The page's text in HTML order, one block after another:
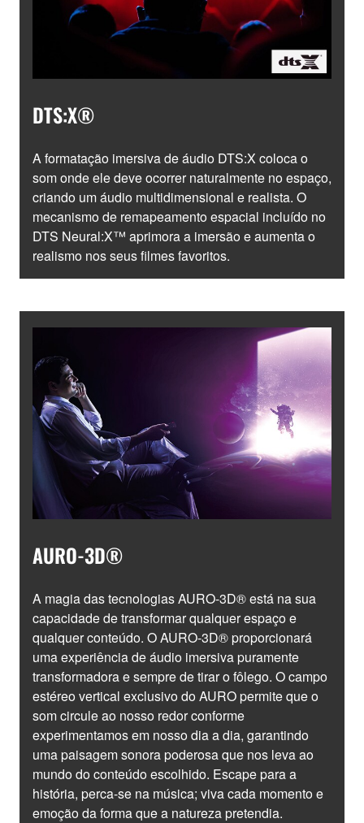
DTS:X®
A formatação imersiva de áudio DTS:X coloca o
som onde ele deve ocorrer naturalmente no espaço,
criando um áudio multidimensional e realista. O
mecanismo de remapeamento espacial incluído no
DTS Neural:X™ aprimora a imersão e aumenta o
realismo nos seus filmes favoritos.
AURO-3D®
A magia das tecnologias AURO-3D® está na sua
capacidade de transformar qualquer espaço e
qualquer conteúdo. O AURO-3D® proporcionará
uma experiência de áudio imersiva puramente
transformadora e sempre de tirar o fôlego. O campo
estéreo vertical exclusivo do AURO permite que o
som circule ao nosso redor conforme
experimentamos em nosso dia a dia, garantindo
uma paisagem sonora poderosa que nos leva ao
mundo do conteúdo escolhido. Escape para a
história, perca-se na música; viva cada momento e
emoção da forma que a natureza pretendia.